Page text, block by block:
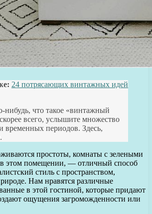
24 потрясающих винтажных идей
нибудь, что такое «винтажный
всего, услышите множество
временных периодов. Здесь,
простоты, комнаты с зелеными
этом помещении, — отличный способ
стиль с пространством,
Нам нравятся различные
в этой гостиной, которые придают
ощущения загроможденности или